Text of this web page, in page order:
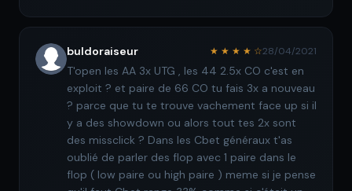
buldoraiseur ★ ★ ★ ★ ☆28/04/2021
T'open les AA 3x UTG , les 44 2.5x CO c'est en
exploit ? et paire de 66 CO tu fais 3x a nouveau
? parce que tu te trouve vachement face up si il
y a des showdown ou alors tout tes 2x sont
des missclick ? Dans les Cbet généraux t'as
oublié de parler des flop avec 1 paire dans le
flop ( low paire ou high paire ) meme si je pense